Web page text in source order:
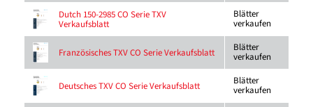
Dutch 150-2985 CO Serie TXV
Verkaufsblatt
Blätter
verkaufen
Französisches TXV CO Serie Verkaufsblatt Blätter
verkaufen
Deutsches TXV CO Serie Verkaufsblatt Blätter
verkaufen